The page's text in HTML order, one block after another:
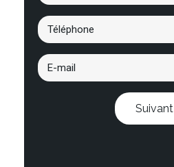
Suivant